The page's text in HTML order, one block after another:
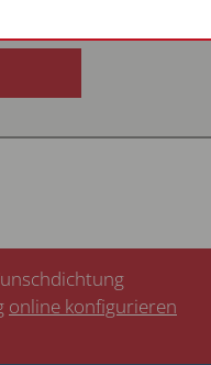
online konfigurieren